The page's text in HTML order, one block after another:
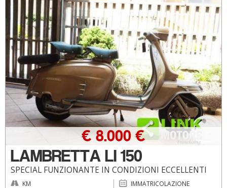
LAMBRETTA LI 150
SPECIAL FUNZIONANTE IN CONDIZIONI ECCELLENTI
€ 8.000 €
KM IMMATRICOLAZIONE